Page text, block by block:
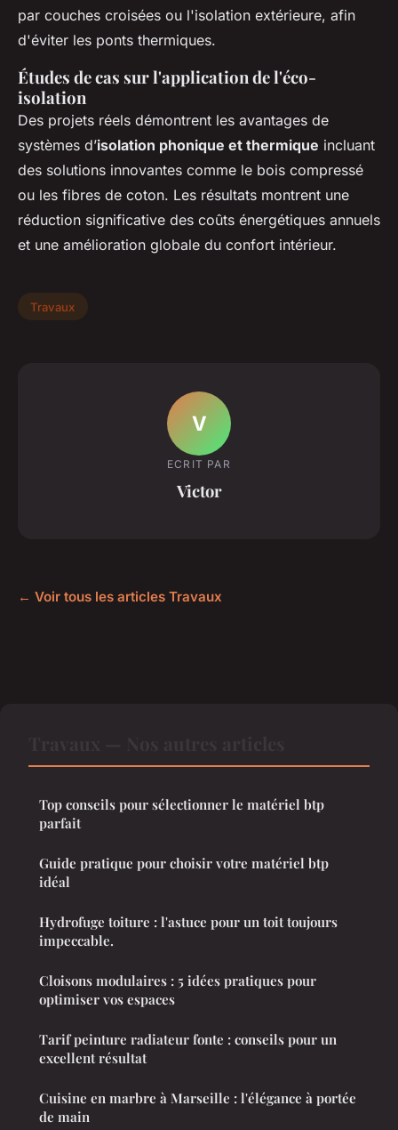
par couches croisées ou l'isolation extérieure, afin
d'éviter les ponts thermiques.
Études de cas sur l'application de l'éco-
isolation
Des projets réels démontrent les avantages de
systèmes d’isolation phonique et thermique incluant
des solutions innovantes comme le bois compressé
ou les fibres de coton. Les résultats montrent une
réduction significative des coûts énergétiques annuels
et une amélioration globale du confort intérieur.
Travaux
V
ECRIT PAR
Victor
← Voir tous les articles Travaux
Top conseils pour sélectionner le matériel btp
parfait
Guide pratique pour choisir votre matériel btp
idéal
Hydrofuge toiture : l'astuce pour un toit toujours
impeccable.
Cloisons modulaires : 5 idées pratiques pour
optimiser vos espaces
Tarif peinture radiateur fonte : conseils pour un
excellent résultat
Cuisine en marbre à Marseille : l'élégance à portée
de main